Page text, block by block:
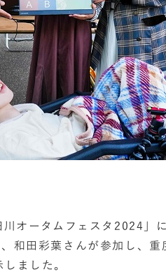
オータムフェスタ2024」
和田彩葉さんが参加し、重
ました。